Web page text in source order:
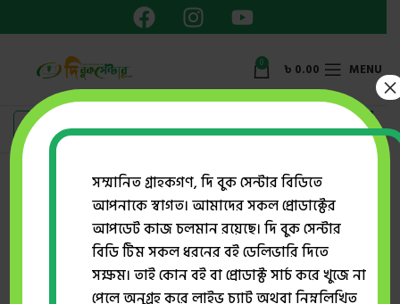
0 ৳ 0.00 MENU
Showing the single result
Show sidebar
সম্মানিত গ্রাহকগণ, দি বুক সেন্টার বিডিতে
আপনাকে স্বাগত। আমাদের সকল প্রোডাক্টের
আপডেট কাজ চলমান রয়েছে। দি বুক সেন্টার
বিডি টিম সকল ধরনের বই ডেলিভারি দিতে
সক্ষম। তাই কোন বই বা প্রোডাক্ট সার্চ করে খুজে না
পেলে অনুগ্রহ করে লাইভ চ্যাট অথবা নিম্নলিখিত
×